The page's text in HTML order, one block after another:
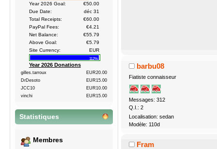
Year 2026 Goal:
€50.00
Due Date:
déc 31
Total Receipts:
€60.00
PayPal Fees:
€4.21
Net Balance:
€55.79
Above Goal:
€5.79
Site Currency:
EUR
112%
Year 2026 Donations
gilles.tarroux
EUR20.00
DrDesoto
EUR15.00
JCC10
EUR10.00
vinchi
EUR15.00
Statistiques
Membres
barbu08
Fiatiste connaisseur
Messages: 312
Q.I.: 2
Localisation: sedan
Modèle: 110d
Fram